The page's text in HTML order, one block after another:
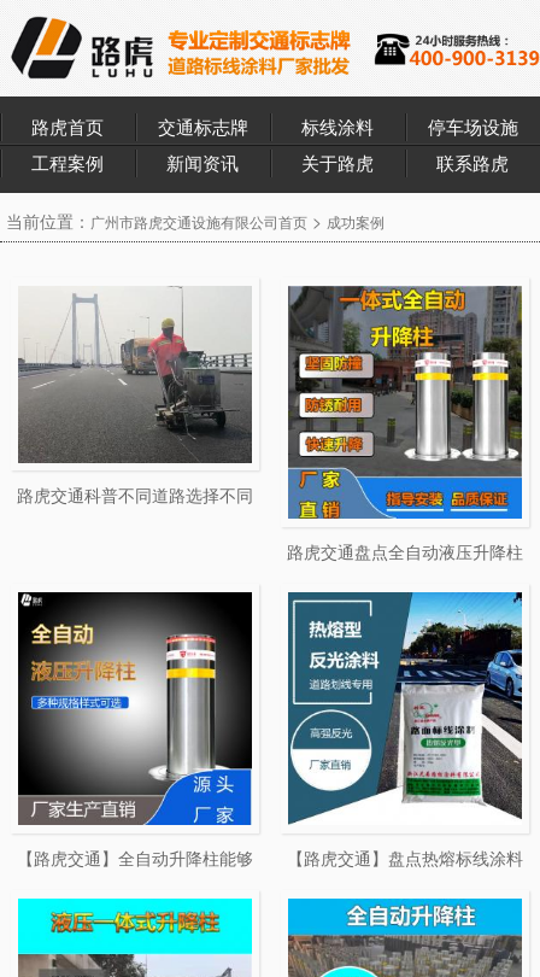
路虎首页 交通标志牌 标线涂料
停车场设施
工程案例
新闻资讯 关于路虎 联系路虎
当前位置： 广州市路虎交通设施有限公司首页 > 成功案例
路虎交通科普不同道路选择不同
路虎交通盘点全自动液压升降柱
【路虎交通】全自动升降柱能够
【路虎交通】盘点热熔标线涂料